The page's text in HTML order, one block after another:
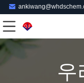
우